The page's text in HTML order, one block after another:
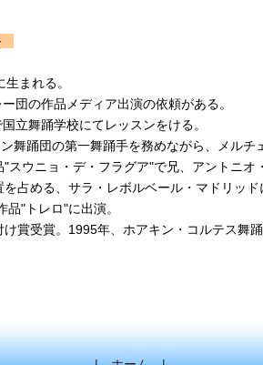
まれる。
団の作品メディア出演の依頼がある。
立舞踊学校にてレッスンをける。
舞踊団の第一舞踊手を務めながら、メルチ
ウニョ・デ・フラグア"で兄、アントニオ
占める、サラ・レボルベール・マドリッド
"トレロ"に出演。
賞受賞。1995年、ホアキン・コルテス舞